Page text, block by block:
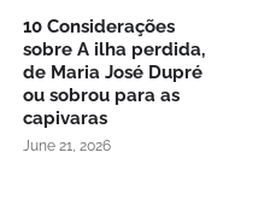
10 Considerações
sobre A ilha perdida,
de Maria José Dupré
ou sobrou para as
capivaras
June 21, 2026